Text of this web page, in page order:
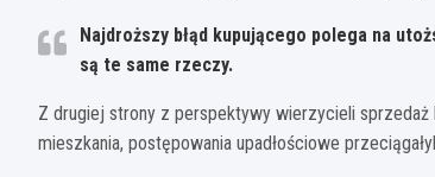
Najdroższy błąd kupującego polega na
są te same rzeczy.
Z drugiej strony z perspektywy wierzycieli sprzedaż
mieszkania, postępowania upadłościowe